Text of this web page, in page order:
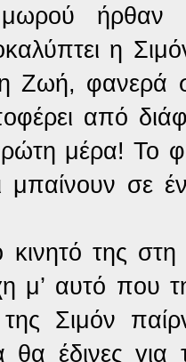
ήρθαν
η
η Ζωή, φανερά
από
μέρα! Το
μπαίνουν σε
κινητό της
μ’ αυτό που
της Σιμόν
θα έδινες